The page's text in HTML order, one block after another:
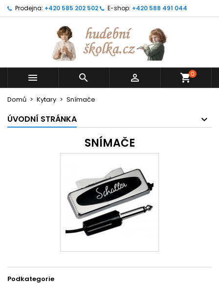
Prodejna: +420 585 202 502 E-shop: +420 588 491 044
   shopping_cart0
Domů Kytary Snímače
ÚVODNÍ STRÁNKA
SNÍMAČE
Podkategorie